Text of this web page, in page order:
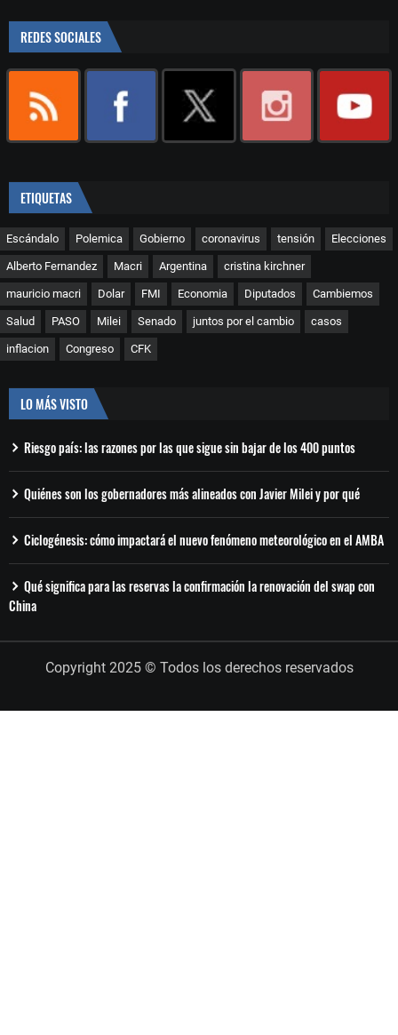
REDES SOCIALES
ETIQUETAS
Escándalo Polemica Gobierno coronavirus tensión Elecciones
Alberto Fernandez Macri Argentina cristina kirchner
mauricio macri Dolar FMI Economia Diputados Cambiemos
Salud PASO Milei Senado juntos por el cambio casos
inflacion Congreso CFK
LO MÁS VISTO
Riesgo país: las razones por las que sigue sin bajar de los 400 puntos
Quiénes son los gobernadores más alineados con Javier Milei y por qué
Ciclogénesis: cómo impactará el nuevo fenómeno meteorológico en el AMBA
Qué significa para las reservas la confirmación la renovación del swap con
China
Copyright 2025 © Todos los derechos reservados